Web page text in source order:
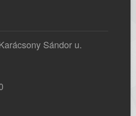
Sándor u.